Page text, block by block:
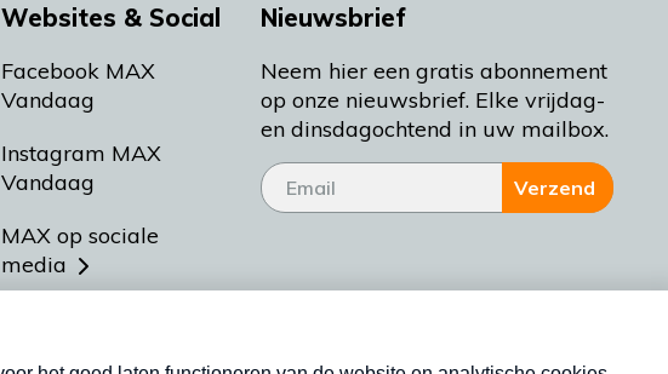
Websites & Social
Facebook MAX
Vandaag
Instagram MAX
Vandaag
MAX op sociale
media
Nieuwsbrief
Neem hier een gratis abonnement
op onze nieuwsbrief. Elke vrijdag-
en dinsdagochtend in uw mailbox.
Verzend